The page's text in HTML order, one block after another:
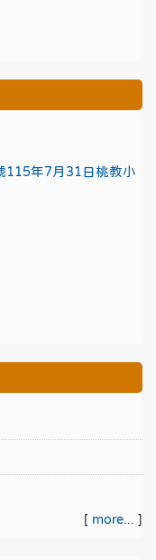
115年7月31日桃教小
[ more... ]